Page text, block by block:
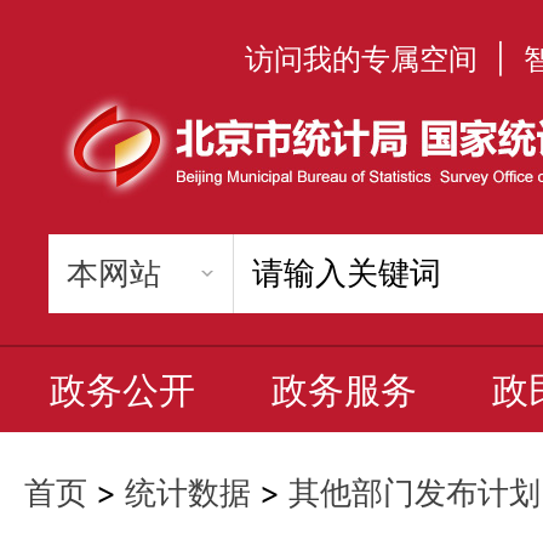
访问我的专属空间
政务公开 政务服务 政
首页 > 统计数据 > 其他部门发布计划